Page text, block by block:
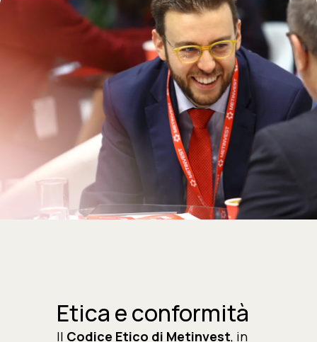
Etica e conformità
Il Codice Etico di Metinvest, in